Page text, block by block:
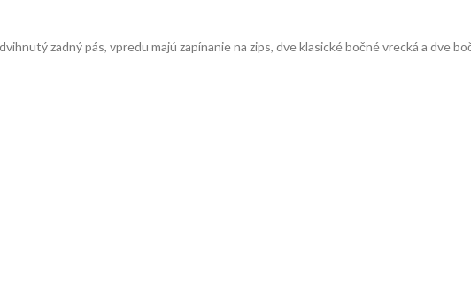
zadný pás, vpredu majú zapínanie na zips, dve klasické bočné vrecká a dve